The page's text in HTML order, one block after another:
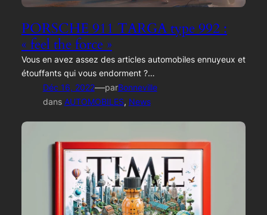
PORSCHE 911 TARGA type 992 :
« feel the force »
Vous en avez assez des articles automobiles ennuyeux et
étouffants qui vous endorment ?…
Déc 16, 2022—parBonneville
dans AUTOMOBILES, News